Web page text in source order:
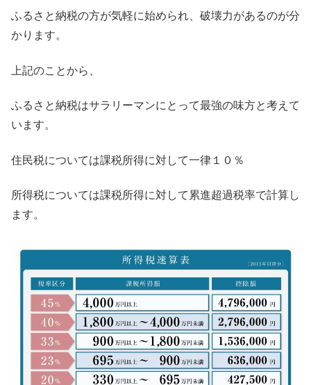
ふるさと納税の方が気軽に始められ、破壊力があるのが分
かります。
上記のことから、
ふるさと納税はサラリーマンにとって最強の味方と考えて
います。
住民税については課税所得に対して一律１０％
所得税については課税所得に対して累進超過税率で計算し
ます。